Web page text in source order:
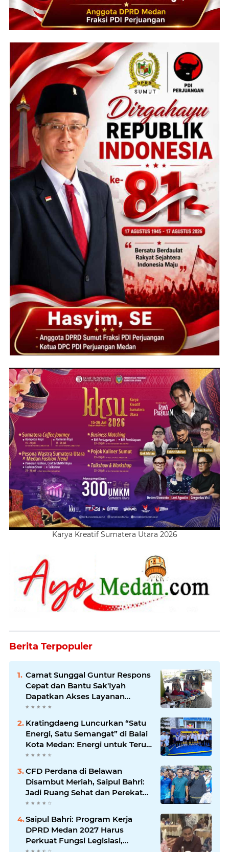
Karya Kreatif Sumatera Utara 2026
Berita Terpopuler
Camat Sunggal Guntur Respons
Cepat dan Bantu Sak'Iyah
Dapatkan Akses Layanan
Kesehatan
Kratingdaeng Luncurkan “Satu
Energi, Satu Semangat” di Balai
Kota Medan: Energi untuk Terus
Bergerak Maju
CFD Perdana di Belawan
Disambut Meriah, Saipul Bahri:
Jadi Ruang Sehat dan Perekat
Kebersamaan Warga Medan
Saipul Bahri: Program Kerja
DPRD Medan 2027 Harus
Perkuat Fungsi Legislasi,